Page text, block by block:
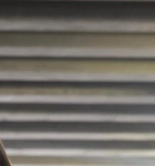
líneas
de los